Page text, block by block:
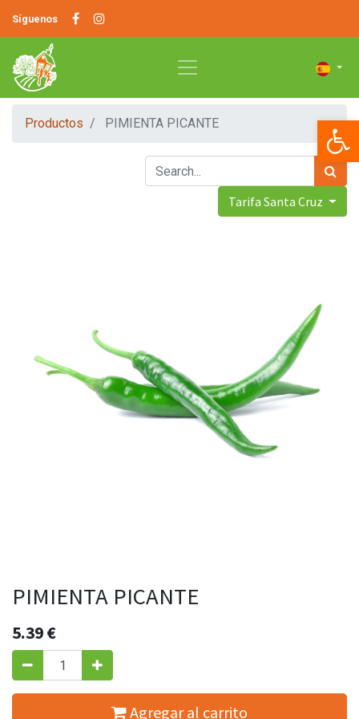
Síguenos
Productos PIMIENTA PICANTE
Tarifa Santa Cruz
PIMIENTA PICANTE
5.39€
Agregar al carrito